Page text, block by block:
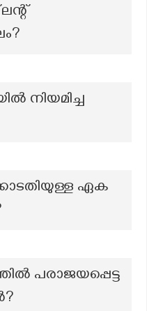
നിയമിച്ച
ഏക
പരാജയപ്പെട്ട